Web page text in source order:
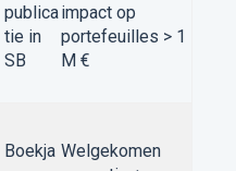
publica
tie in
SB
impact op
portefeuilles > 1
M €
Boekja Welgekomen